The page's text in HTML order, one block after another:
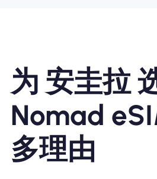
为 安圭拉
Nomad
多理由